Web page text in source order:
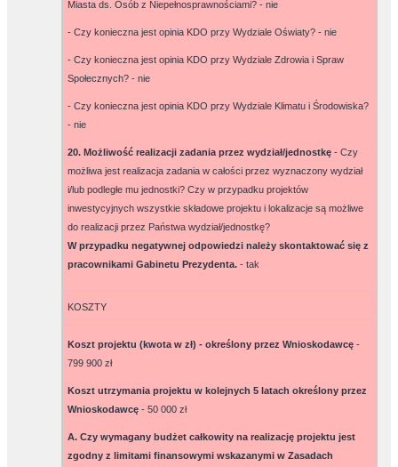
Miasta ds. Osób z Niepełnosprawnościami? -nie
- Czy konieczna jest opinia KDO przy Wydziale Oświaty? -nie
- Czy konieczna jest opinia KDO przy Wydziale Zdrowia i Spraw
Społecznych? -nie
- Czy konieczna jest opinia KDO przy Wydziale Klimatu i Środowiska?
-nie
20. Możliwość realizacji zadania przez wydział/jednostkę- Czy
możliwa jest realizacja zadania w całości przez wyznaczony wydział
i/lub podległe mu jednostki? Czy w przypadku projektów
inwestycyjnych wszystkie składowe projektu i lokalizacje są możliwe
do realizacji przez Państwa wydział/jednostkę?
W przypadku negatywnej odpowiedzi należy skontaktować się z
pracownikami Gabinetu Prezydenta. -tak
KOSZTY
Koszt projektu (kwota w zł) - określony przez Wnioskodawcę -
799 900 zł
Koszt utrzymania projektu w kolejnych 5 latach określony przez
Wnioskodawcę -50 000 zł
A. Czy wymagany budżet całkowity na realizację projektu jest
zgodny z limitami finansowymi wskazanymi w Zasadach